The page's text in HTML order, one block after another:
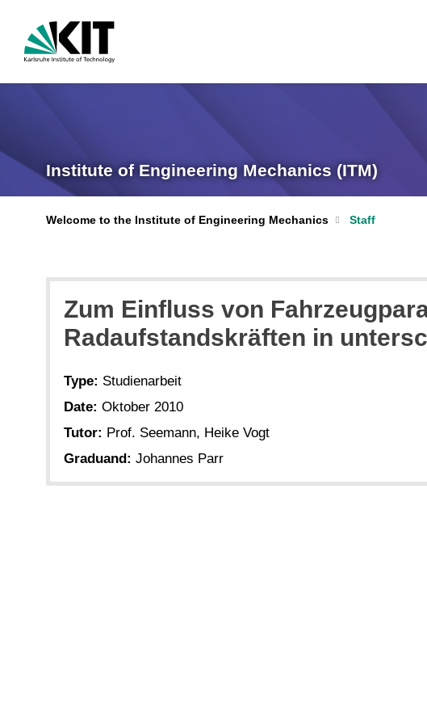
Institute of Engineering Mechanics (ITM)
Welcome to the Institute of Engineering Mechanics Staff
Zum Einfluss von
Radaufstandskräften in
Type: Studienarbeit
Date: Oktober 2010
Tutor: Prof. Seemann, Heike Vogt
Graduand: Johannes Parr